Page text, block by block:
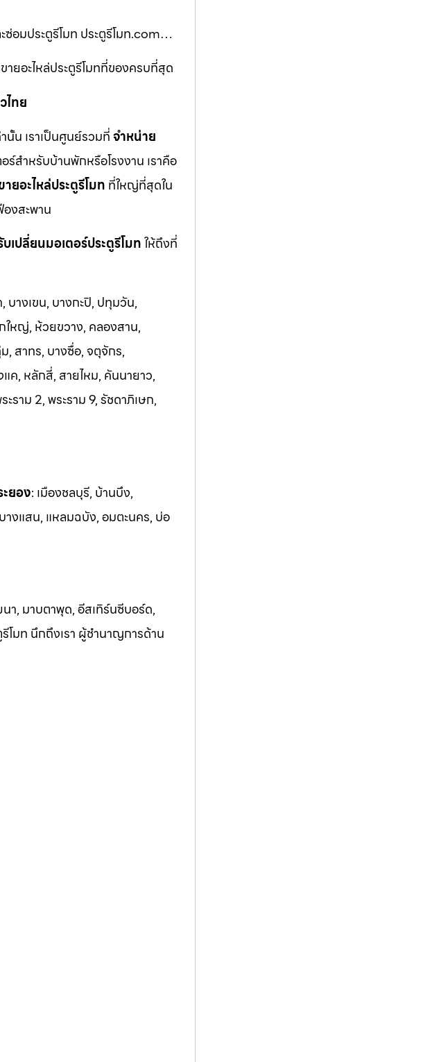
ซ่อมประตูรีโมท ประตูรีโมท.com…
ายอะไหล่ประตูรีโมทที่ของครบที่สุด
ไทย
นั้น เราเป็นศูนย์รวมที่จำหน่าย
ร์สำหรับบ้านพักหรือโรงงาน เราคือ
ยอะไหล่ประตูรีโมท ที่ใหญ่ที่สุดใน
องสะพาน
บเปลี่ยนมอเตอร์ประตูรีโมทให้ถึงที่
บางเขน, บางกะปิ, ปทุมวัน,
ใหญ่, ห้วยขวาง, คลองสาน,
สาทร, บางซื่อ, จตุจักร,
ค, หลักสี่, สายไหม, คันนายาว,
าม 2, พระราม 9, รัชดาภิเษก,
ะยอง: เมืองชลบุรี, บ้านบึง,
างแสน, แหลมฉบัง, อมตะนคร, บ่อ
า, มาบตาพุด, อีสเทิร์นซีบอร์ด,
โมท นึกถึงเรา ผู้ชำนาญการด้าน